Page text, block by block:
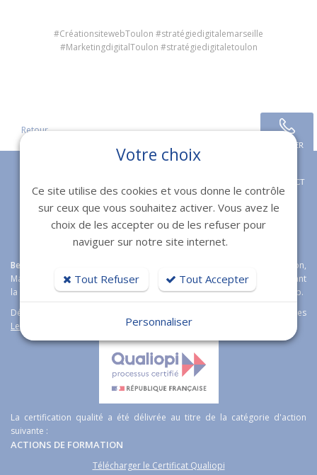
#CréationsitewebToulon #stratégiedigitalemarseille
#MarketingdigitalToulon #stratégiedigitaletoulon
Retour
Bexter
à Toulon,
Marseille, Fréjus et Nice étoffe son offre boutique en ligne en proposant
la solution e-commerce open sourceMagentoWordpress et Prestashop.
Découvrez aussi notre logiciel immobilier de transaction immobilières
Lesty
La certification qualité a été délivrée au titre de la catégorie d'action
suivante :
ACTIONS DE FORMATION
Télécharger le Certificat Qualiopi
APPELER
CONTACT
Votre choix
Ce site utilise des cookies et vous donne le contrôle
sur ceux que vous souhaitez activer. Vous avez le
choix de les accepter ou de les refuser pour
naviguer sur notre site internet.
Tout Refuser Tout Accepter
Personnaliser